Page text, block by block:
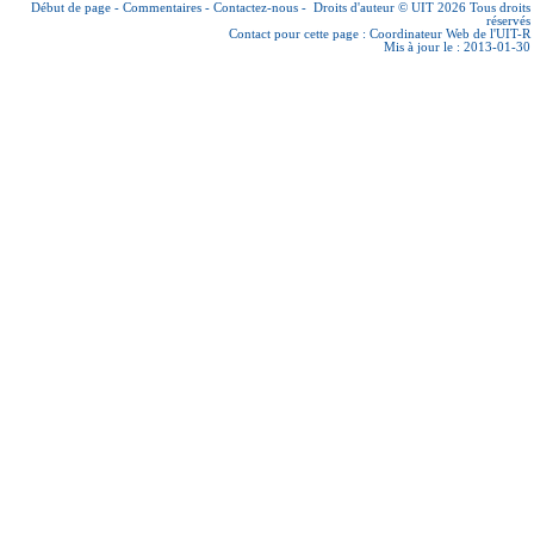
Début de page - Commentaires - Contactez-nous - Droits d'auteur © UIT 2026 Tous droits
réservés
Contact pour cette page : Coordinateur Web de l'UIT-R
Mis à jour le : 2013-01-30